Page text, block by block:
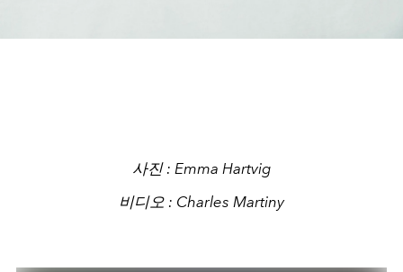
사진 : Emma Hartvig
비디오 : Charles Martiny